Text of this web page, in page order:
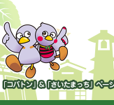
「コバトン」&「さいた